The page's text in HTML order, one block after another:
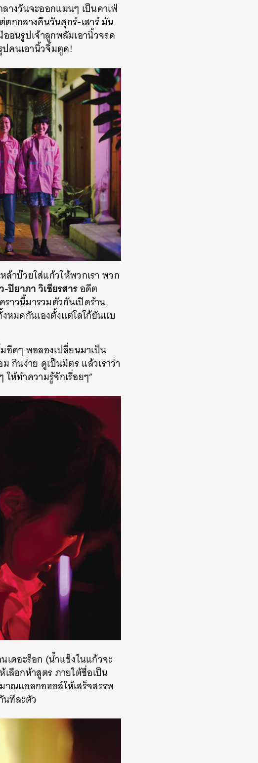
างวันจะออกแมนๆ เป็นคาเฟ่
กกลางคืนวันศุกร์-เสาร์ มัน
อนรูปเจ้าลูกพลัมเอานิ้วจรด
คนเอานิ้วจิ้มตูด!
าบ๊วยใส่แก้วให้พวกเรา พวก
-ปิยาภา วิเชียรสารอดีต
ราวนี้มารวมตัวกันเปิดร้าน
หมดกันเองตั้งแต่โลโก้ยันแบ
อืดๆ พอลองเปลี่ยนมาเป็น
กินง่าย ดูเป็นมิตร แล้วเราว่า
ห้ทำความรู้จักเรื่อยๆ”
ดอะร็อก (น้ำแข็งในแก้วจะ
ลือกห้าสูตร ภายใต้ชื่อเป็น
าณแอลกอฮอล์ให้เสร็จสรรพ
นทีละตัว